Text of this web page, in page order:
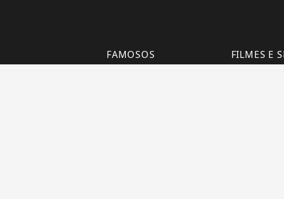
FAMOSOS FILMES E